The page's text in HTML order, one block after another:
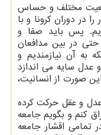
مختلف و حساس
در دوران کرونا و با
پس باید صفا و
در بین مدافعان
به آن نیازمندیم و
عدل سایه می اندازد
صورت از انسانیت،
عدل و عقل حرکت کرده
کنم و بگویم جامعه
تمامی اقشار جامعه